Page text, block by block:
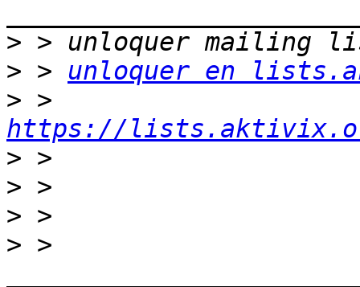
>
> > unloquer en
>
https://
>
>
>
> >